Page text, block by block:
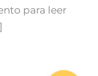
para leer